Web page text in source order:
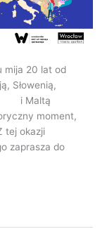
mija 20 lat od
Słowenią,
i Maltą
moment,
tej okazji
zaprasza do